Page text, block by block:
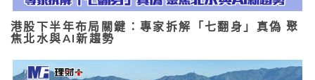
港股下半年布局關鍵：專家拆解「七翻身」真偽 聚
焦北水與AI新趨勢